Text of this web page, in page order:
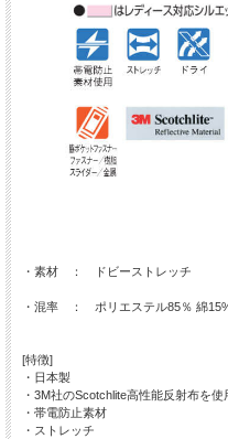
・素材 ： ドビーストレッチ
・混率 ： ポリエステル85％ 綿
[特徴]
・日本製
・3M社のScotchlite高性能反射布を使
・帯電防止素材
・ストレッチ